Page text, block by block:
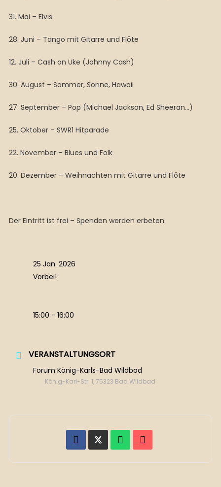
31. Mai – Elvis
28. Juni – Tango mit Gitarre und Flöte
12. Juli – Cash on Uke (Johnny Cash)
30. August – Sommer, Sonne, Hawaii
27. September – Pop (Michael Jackson, Ed Sheeran…)
25. Oktober – SWR1 Hitparade
22. November – Blues und Folk
20. Dezember – Weihnachten mit Gitarre und Flöte
Der Eintritt ist frei – Spenden werden erbeten.
25 Jan. 2026
Vorbei!
15:00 - 16:00
VERANSTALTUNGSORT
Forum König-Karls-Bad Wildbad
König-Karl-Str. 1, 75323 Bad Wildbad